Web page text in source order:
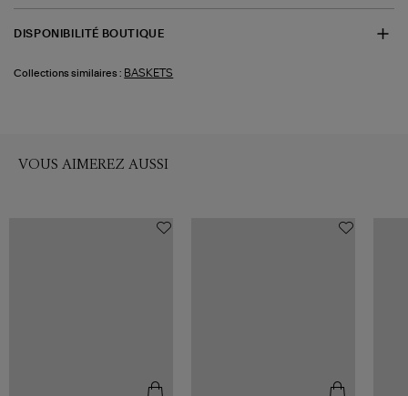
DISPONIBILITÉ BOUTIQUE
Collections similaires : BASKETS
VOUS AIMEREZ AUSSI